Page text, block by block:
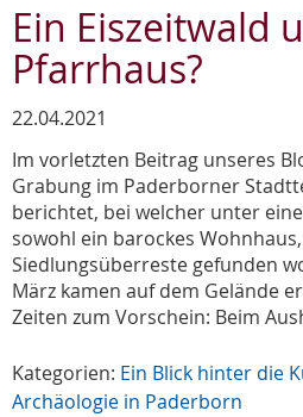
Ein Eiszeitwald
Pfarrhaus?
22.04.2021
Im vorletzten Beitrag unseres
Grabung im Paderborner
berichtet, bei welcher unter
sowohl ein barockes
Siedlungsüberreste gefunden
März kamen auf dem Gelände
Zeiten zum Vorschein: Beim
Kategorien: Ein Blick hinter die
Archäologie in Paderborn